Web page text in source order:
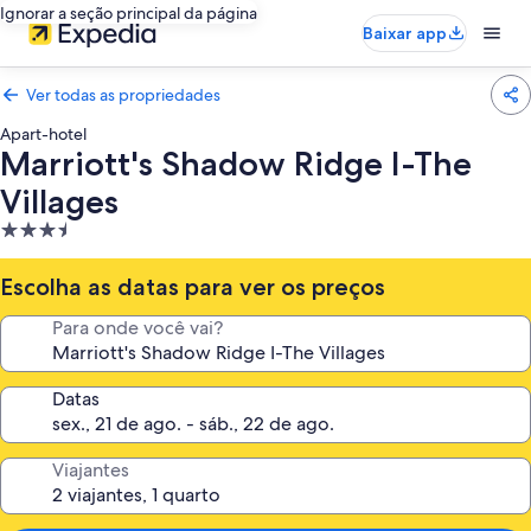
Ignorar a seção principal da página
Baixar app
Ver todas as propriedades
Apart-hotel
Marriott's Shadow Ridge I-The
Villages
Propriedade
3.5
estrelas
Escolha as datas para ver os preços
Para onde você vai?
Datas
Viajantes